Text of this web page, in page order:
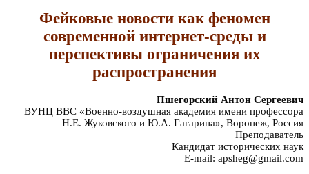
Фейковые новости как феномен
современной интернет-среды и
перспективы ограничения их
распространения
Пшегорский Антон Сергеевич
ВУНЦ ВВС «Военно-воздушная академия имени профессора
Н.Е. Жуковского и Ю.А. Гагарина», Воронеж, Россия
Преподаватель
Кандидат исторических наук
E-mail: apsheg@gmail.com